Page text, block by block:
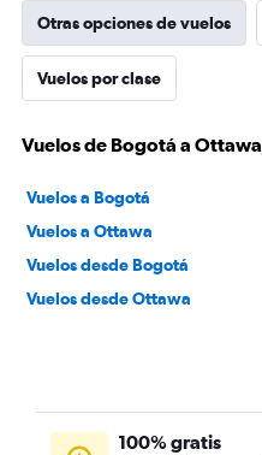
Otras opciones de vuelos
Vuelos por clase
Vuelos de Bogotá a Ottawa
Vuelos a Bogotá
Vuelos a Ottawa
Vuelos desde Bogotá
Vuelos desde Ottawa
100% gratis